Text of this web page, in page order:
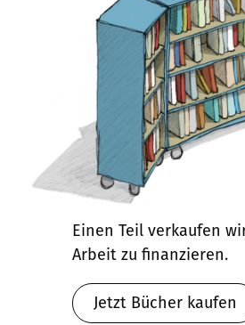
Einen Teil verkaufen
Arbeit zu finanzieren.
Jetzt Bücher kaufen